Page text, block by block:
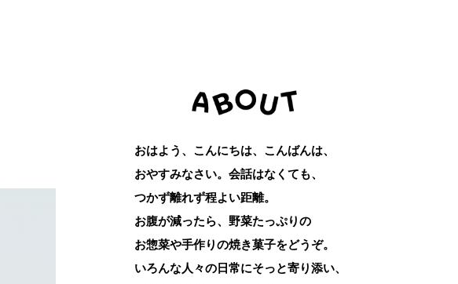
おはよう、こんにちは、こんばんは、
おやすみなさい。会話はなくても、
つかず離れず程よい距離。
お腹が減ったら、野菜たっぷりの
お惣菜や手作りの焼き菓子をどうぞ。
いろんな人々の日常にそっと寄り添い、